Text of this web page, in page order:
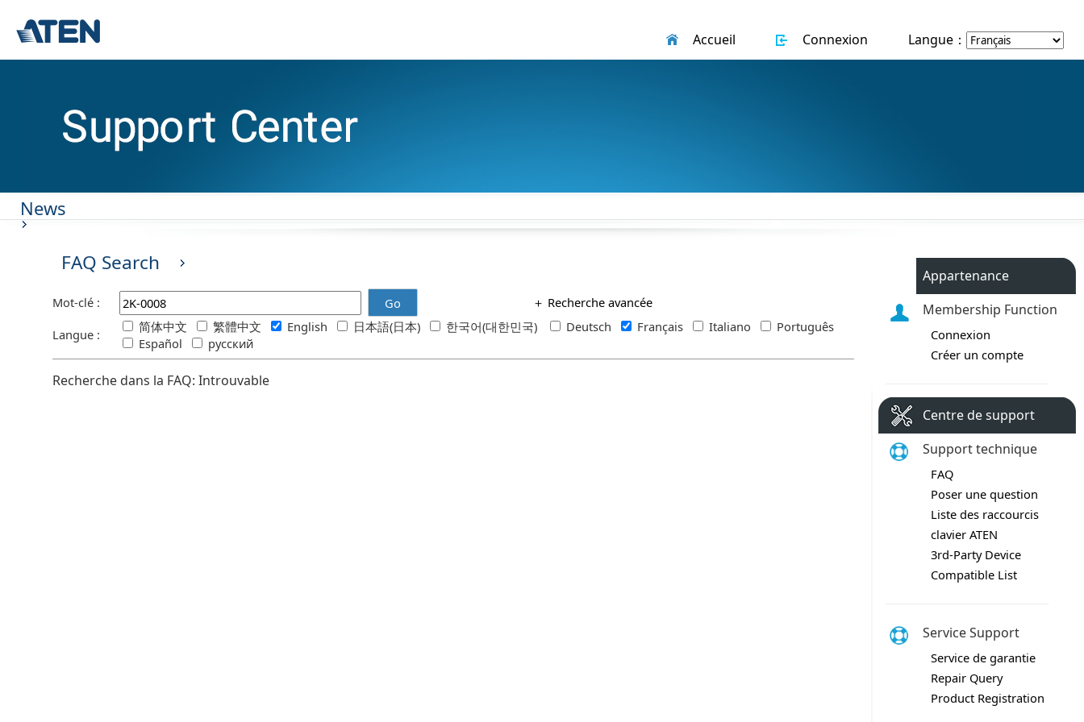
Accueil Connexion Langue：
News
FAQ Search
Mot-clé : Go ＋ Recherche avancée
Langue :
简体中文 繁體中文 English 日本語(日本) 한국어(대한민국) Deutsch Français Italiano
Português
Español
русский
Appartenance
Membership Function
Connexion
Créer un compte
Centre de support
Support technique
FAQ
Poser une question
Liste des raccourcis
clavier ATEN
3rd-Party Device
Compatible List
Service Support
Service de garantie
Repair Query
Product Registration